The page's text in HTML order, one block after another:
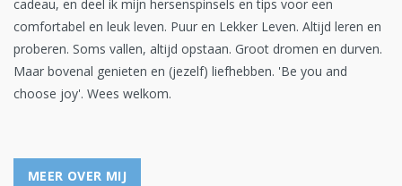
cadeau, en deel ik mijn hersenspinsels en tips voor een
comfortabel en leuk leven. Puur en Lekker Leven. Altijd leren en
proberen. Soms vallen, altijd opstaan. Groot dromen en durven.
Maar bovenal genieten en (jezelf) liefhebben. 'Be you and
choose joy'. Wees welkom.
MEER OVER MIJ